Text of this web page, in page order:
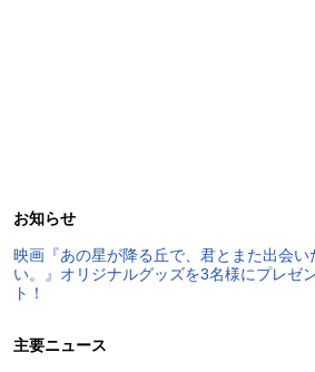
お知らせ
映画『あの星が降る丘で、君とまた出会い
い。』オリジナルグッズを3名様にプレゼ
ト！
主要ニュース